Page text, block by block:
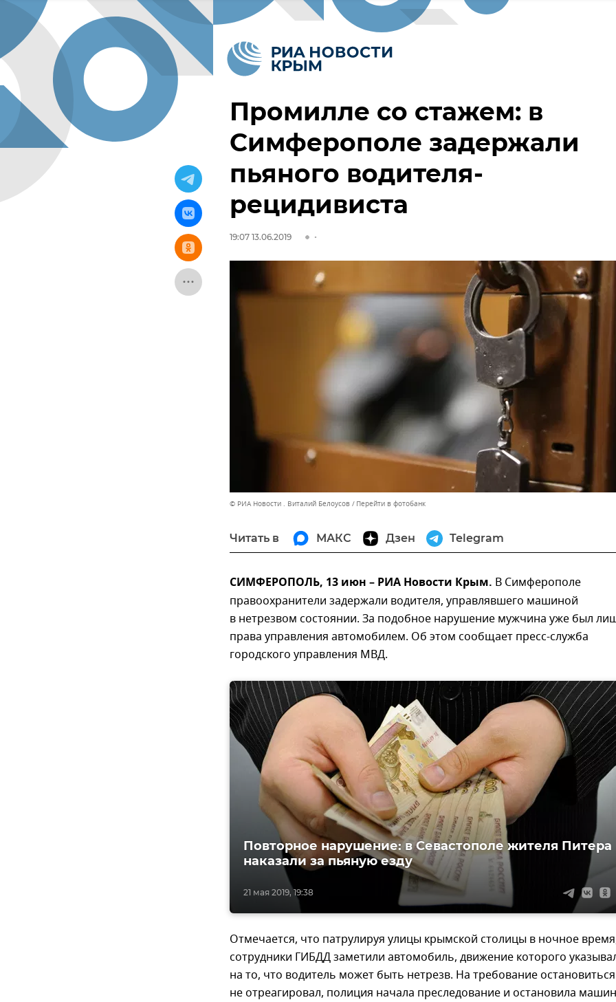
Промилле со стажем: в
Симферополе задержали
пьяного водителя-
рецидивиста
19:07 13.06.2019
© РИА Новости . Виталий Белоусов Перейти в фотобанк
Читать в МАКС Дзен Telegram
СИМФЕРОПОЛЬ, 13 июн – РИА Новости Крым. В Симферополе
правоохранители задержали водителя, управлявшего машиной
в нетрезвом состоянии. За подобное нарушение мужчина уже был
права управления автомобилем. Об этом сообщает пресс-служба
городского управления МВД.
21 мая 2019, 19:38
Повторное нарушение: в Севастополе жителя Питера
наказали за пьяную езду
Отмечается, что патрулируя улицы крымской столицы в ночное
сотрудники ГИБДД заметили автомобиль, движение которого
на то, что водитель может быть нетрезв. На требование
не отреагировал, полиция начала преследование и остановила